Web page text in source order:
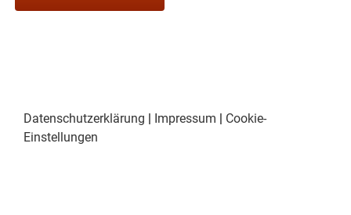
Datenschutzerklärung | Impressum | Cookie-
Einstellungen